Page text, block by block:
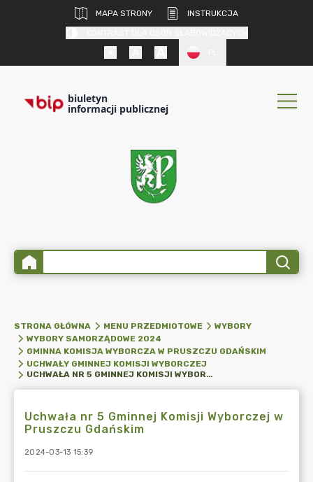
MAPA STRONY
INSTRUKCJA
biuletyn
informacji publicznej
STRONA GŁÓWNA MENU PRZEDMIOTOWE
WYBORY
WYBORY SAMORZĄDOWE 2024
GMINNA KOMISJA WYBORCZA W PRUSZCZU GDAŃSKIM
UCHWAŁY GMINNEJ KOMISJI WYBORCZEJ
UCHWAŁA NR 5 GMINNEJ KOMISJI WYBORCZEJ W PRUSZCZU GDAŃSKIM
Uchwała nr 5 Gminnej Komisji Wyborczej w
Pruszczu Gdańskim
2024-03-13 15:39